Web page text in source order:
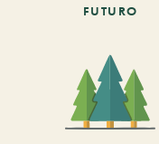
FUTURO